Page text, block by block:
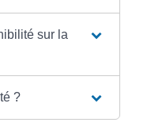
sur la
?